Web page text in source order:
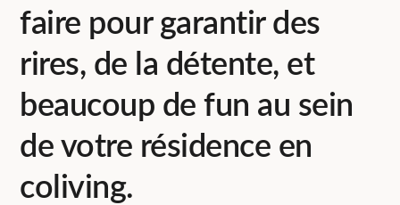
faire pour garantir des
rires, de la détente, et
beaucoup de fun au sein
de votre résidence en
coliving.